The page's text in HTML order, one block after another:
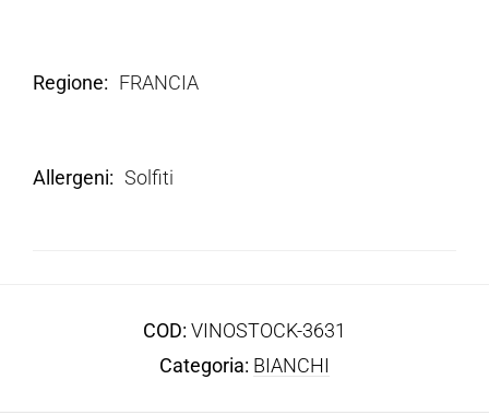
Regione FRANCIA
Allergeni Solfiti
COD: VINOSTOCK-3631
Categoria: BIANCHI